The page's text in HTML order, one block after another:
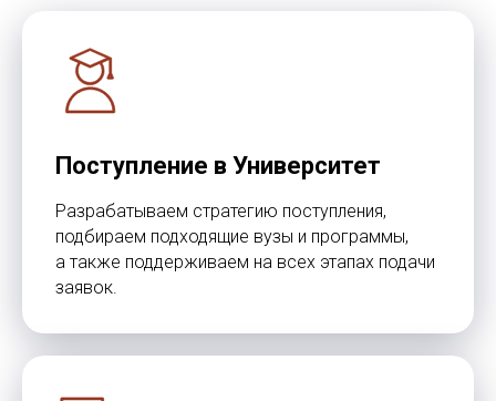
Поступление в Университет
Разрабатываем стратегию поступления,
подбираем подходящие вузы и программы,
а также поддерживаем на всех этапах подачи
заявок.
Базируемся в Барселоне
Работаем онлайн
hola@studybarcelona.su
Студенческая виза
Документы
Новости
Среднее образование
Высшее образование
Языковые курсы
Летние программы